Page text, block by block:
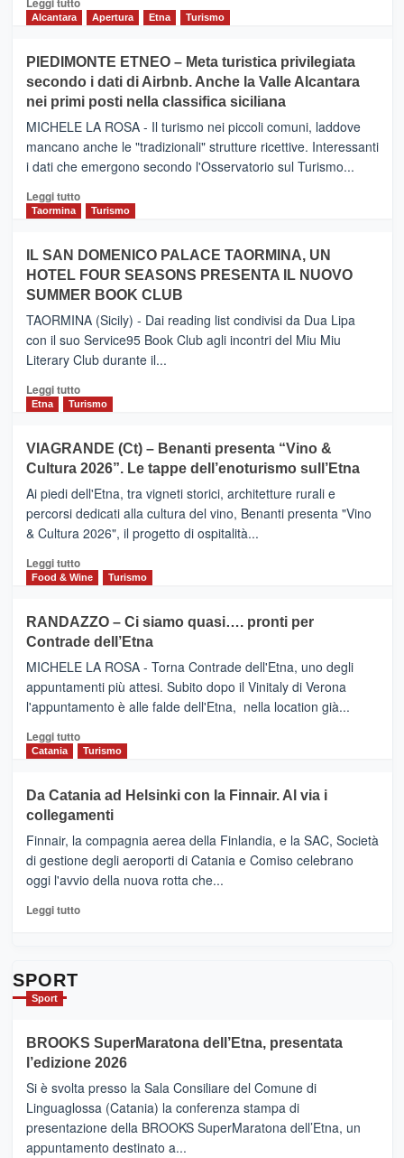
Leggi tutto
CATANIA
–
Inaugurato
il
nuovo
collegamento
tra
e
Zanzibar
da
Neos
Alcantara Apertura Etna Turismo
PIEDIMONTE ETNEO – Meta turistica privilegiata
secondo i dati di Airbnb. Anche la Valle Alcantara
nei primi posti nella classifica siciliana
MICHELE LA ROSA - Il turismo nei piccoli comuni, laddove
mancano anche le "tradizionali" strutture ricettive. Interessanti
i dati che emergono secondo l'Osservatorio sul Turismo...
Leggi tuttoLeggi
PIEDIMONTE
ETNEO
–
Meta
turistica
privilegiata
secondo
dati
di
Anche
la
Alcantara
nei
primi
nella
classifica
Taormina Turismo
IL SAN DOMENICO PALACE TAORMINA, UN
HOTEL FOUR SEASONS PRESENTA IL NUOVO
SUMMER BOOK CLUB
TAORMINA (Sicily) - Dai reading list condivisi da Dua Lipa
con il suo Service95 Book Club agli incontri del Miu Miu
Literary Club durante il...
Leggi tuttoLeggi
di
IL
SAN
DOMENICO
PALACE
TAORMINA,
UN
HOTEL
FOUR
IL
NUOVO
SUMMER
CLUB
Etna Turismo
VIAGRANDE (Ct) – Benanti presenta “Vino &
Cultura 2026”. Le tappe dell’enoturismo sull’Etna
Ai piedi dell'Etna, tra vigneti storici, architetture rurali e
percorsi dedicati alla cultura del vino, Benanti presenta "Vino
& Cultura 2026", il progetto di ospitalità...
Leggi tuttoLeggi
di
VIAGRANDE
(Ct)
–
Benanti
presenta
“Vino
&
Cultura
tappe
dell’enoturismo
Food & Wine Turismo
RANDAZZO – Ci siamo quasi…. pronti per
Contrade dell’Etna
MICHELE LA ROSA - Torna Contrade dell'Etna, uno degli
appuntamenti più attesi. Subito dopo il Vinitaly di Verona
l'appuntamento è alle falde dell'Etna, nella location già...
Leggi tuttoLeggi
di
RANDAZZO
–
Ci
siamo
quasi….
pronti
per
Catania Turismo
Da Catania ad Helsinki con la Finnair. Al via i
collegamenti
Finnair, la compagnia aerea della Finlandia, e la SAC, Società
di gestione degli aeroporti di Catania e Comiso celebrano
oggi l'avvio della nuova rotta che...
Leggi tuttoLeggi
con
la
Al
via
i
collegamenti
SPORT
Sport
BROOKS SuperMaratona dell’Etna, presentata
l’edizione 2026
Si è svolta presso la Sala Consiliare del Comune di
Linguaglossa (Catania) la conferenza stampa di
presentazione della BROOKS SuperMaratona dell’Etna, un
appuntamento destinato a...